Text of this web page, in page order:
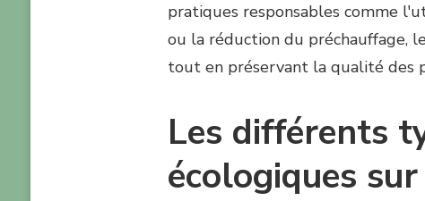
pratiques responsables comme
ou la réduction du préchauffage,
tout en préservant la qualité des
Les différents
écologiques